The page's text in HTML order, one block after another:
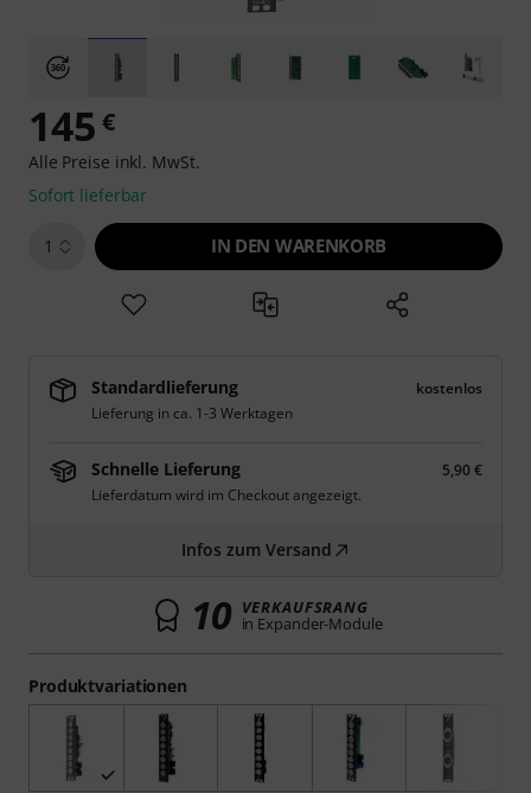
Produktvariationen
145 €
Alle Preise inkl. MwSt.
Sofort lieferbar
1 IN DEN WARENKORB
Standardlieferung
kostenlos
Lieferung in ca. 1-3 Werktagen
Schnelle Lieferung
5,90 €
Lieferdatum wird im Checkout angezeigt.
Infos zum Versand
10 VERKAUFSRANG
in Expander-Module